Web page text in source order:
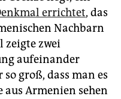
errichtet, das
Nachbarn
zeigte zwei
aufeinander
groß, dass man es
aus Armenien sehen